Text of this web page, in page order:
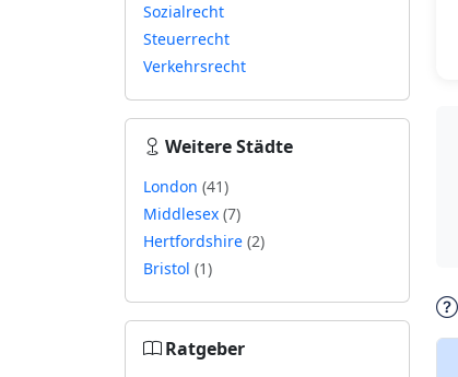
Sozialrecht
Steuerrecht
Verkehrsrecht
Weitere Städte
London (41)
Middlesex (7)
Hertfordshire (2)
Bristol (1)
Ratgeber